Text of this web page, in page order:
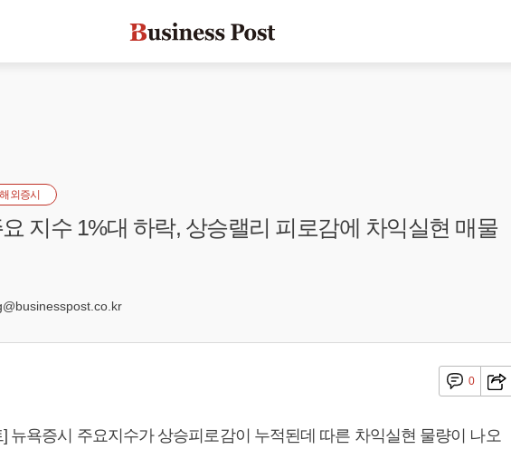
해외증시
지수 1%대 하락, 상승랠리 피로감에 차익실현 매물
0
뉴욕증시 주요지수가 상승피로감이 누적된데 따른 차익실현 물량이 나오